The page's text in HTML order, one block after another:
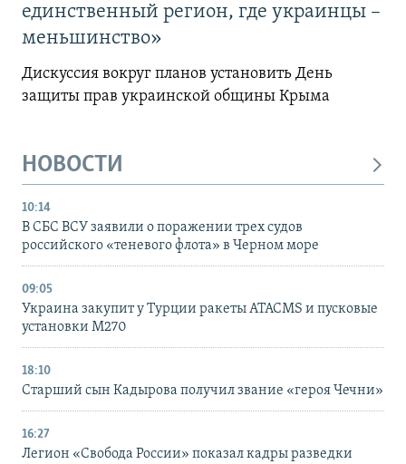
единственный регион, где украинцы –
меньшинство»
Дискуссия вокруг планов установить День
защиты прав украинской общины Крыма
НОВОСТИ
10:14
В СБС ВСУ заявили о поражении трех судов
российского «теневого флота» в Черном море
09:05
Украина закупит у Турции ракеты ATACMS и пусковые
установки M270
18:10
Старший сын Кадырова получил звание «героя Чечни»
16:27
Легион «Свобода России» показал кадры разведки